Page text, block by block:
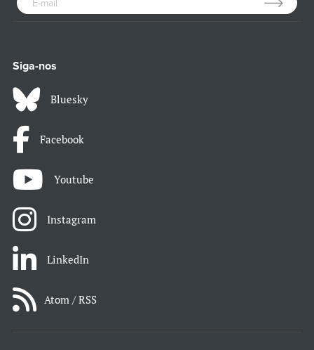
Siga-nos
Bluesky
Facebook
Youtube
Instagram
LinkedIn
Atom / RSS